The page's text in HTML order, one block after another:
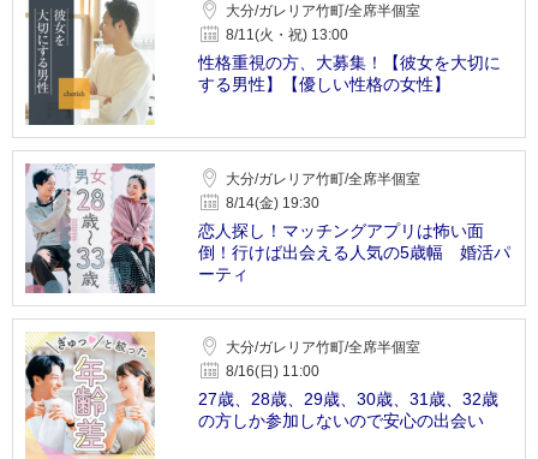
大分/ガレリア竹町/全席半個室
8/11(火・祝) 13:00
性格重視の方、大募集！【彼女を大切に
する男性】【優しい性格の女性】
大分/ガレリア竹町/全席半個室
8/14(金) 19:30
恋人探し！マッチングアプリは怖い面
倒！行けば出会える人気の5歳幅 婚活パ
ーティ
大分/ガレリア竹町/全席半個室
8/16(日) 11:00
27歳、28歳、29歳、30歳、31歳、32歳
の方しか参加しないので安心の出会い